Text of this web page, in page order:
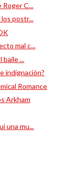
Roger C...
postr...
mal c...
baile ...
indignación?
Romance
Arkham
una mu...